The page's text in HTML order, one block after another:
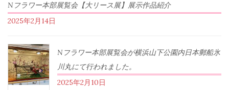
Nフラワー本部展覧会【大リース展】展示作品紹介
2025年2月14日
Nフラワー本部展覧会が横浜山下公園内日本郵船氷
川丸にて行われました。
2025年2月10日